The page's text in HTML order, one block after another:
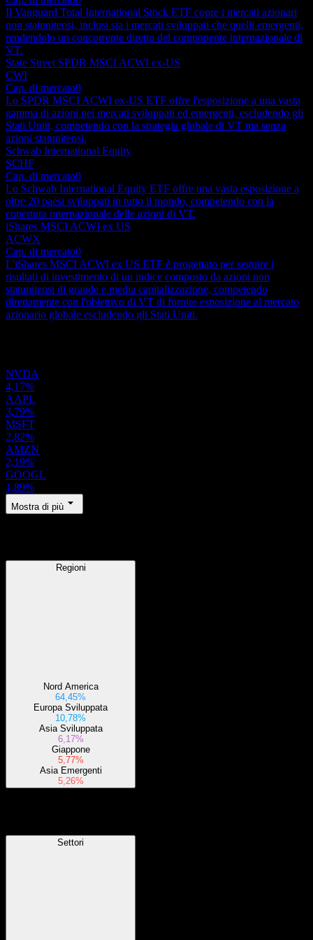
Il Vanguard Total International Stock ETF copre i mercati azionari
non statunitensi, inclusi sia i mercati sviluppati che quelli emergenti,
rendendolo un concorrente diretto del componente internazionale di
VT.
State Street SPDR MSCI ACWI ex-US
CWI
Cap. di mercato0
Lo SPDR MSCI ACWI ex-US ETF offre l'esposizione a una vasta
gamma di azioni nei mercati sviluppati ed emergenti, escludendo gli
Stati Uniti, competendo con la strategia globale di VT ma senza
azioni statunitensi.
Schwab International Equity
SCHF
Cap. di mercato0
Lo Schwab International Equity ETF offre una vasta esposizione a
oltre 20 paesi sviluppati in tutto il mondo, competendo con la
copertura internazionale delle azioni di VT.
iShares MSCI ACWI ex US
ACWX
Cap. di mercato0
L'iShares MSCI ACWI ex US ETF è progettato per seguire i
risultati di investimento di un indice composto da azioni non
statunitensi di grande e media capitalizzazione, competendo
direttamente con l'obiettivo di VT di fornire esposizione al mercato
azionario globale escludendo gli Stati Uniti.
NVDA
4,17%
AAPL
3,79%
MSFT
2,82%
AMZN
2,19%
GOOGL
1,89%
Mostra di più
Regioni
Nord America
64,45%
Europa Sviluppata
10,78%
Asia Sviluppata
6,17%
Giappone
5,77%
Asia Emergenti
5,26%
Settori